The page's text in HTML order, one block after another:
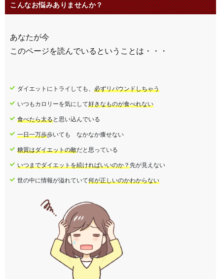
こんなお悩みありませんか？
あなたが今
このページを読んでいるということは・・・
ダイエットにトライしても、 必ずリバウンドしちゃう
いつもカロリーを気にして好きなものが食べれない
食べたら太ると思い込んでいる
一日一万歩歩いても なかなか痩せない
糖質はダイエットの敵だと思っている
いつまでダイエットを続ければいいのか？先が見えない
世の中に情報が溢れていて何が正しいのかわからない